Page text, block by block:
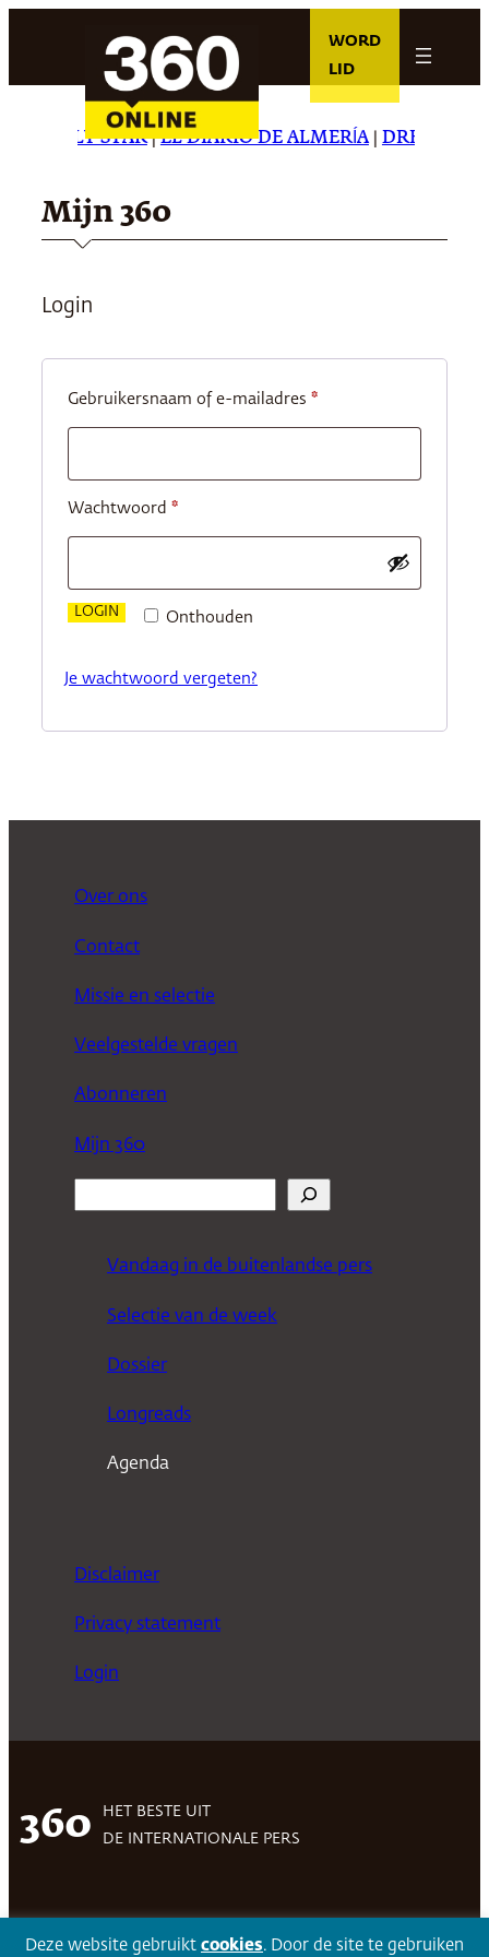
WORD
LID
DAILY STAR|EL DIARIO DE ALMERÍA| DREAMING
Mijn 360
Login
Gebruikersnaam of e-mailadres *Vereist
Wachtwoord *Vereist
Onthouden
LOGIN
Je wachtwoord vergeten?
Over ons
Contact
Missie en selectie
Veelgestelde vragen
Abonneren
Mijn 360
Vandaag in de buitenlandse pers
Selectie van de week
Dossier
Longreads
Agenda
Disclaimer
Privacy statement
Login
360
HET BESTE UIT
DE INTERNATIONALE PERS
Volg 360Facebook LinkedIn Twitter
Deze website gebruikt cookies. Door de site te gebruiken